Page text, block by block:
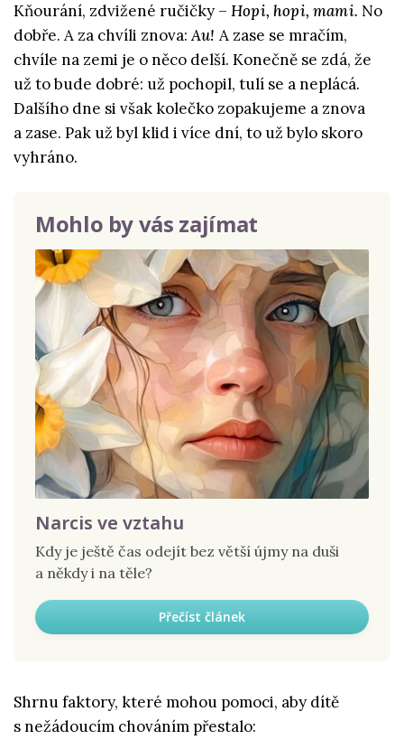
Kňourání, zdvižené ručičky – Hopi, hopi, mami. No
dobře. A za chvíli znova:Au! A zase se mračím,
chvíle na zemi je o něco delší. Konečně se zdá, že
už to bude dobré: už pochopil, tulí se a neplácá.
Dalšího dne si však kolečko zopakujeme a znova
a zase. Pak už byl klid i více dní, to už bylo skoro
vyhráno.
Mohlo by vás zajímat
Narcis ve vztahu
Kdy je ještě čas odejít bez větší újmy na duši
a někdy i na těle?
Přečíst článek
Shrnu faktory, které mohou pomoci, aby dítě
s nežádoucím chováním přestalo: